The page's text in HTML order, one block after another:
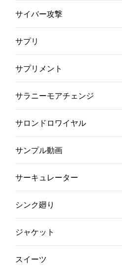
サイバー攻撃
サプリ
サプリメント
サラニーモアチェンジ
サロンドロワイヤル
サンプル動画
サーキュレーター
シンク廻り
ジャケット
スイーツ